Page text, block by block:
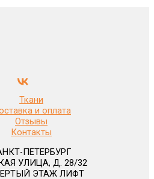
Ткани
и оплата
Отзывы
Контакты
ПЕТЕРБУРГ
УЛИЦА, Д. 28/32
ЭТАЖ ЛИФТ